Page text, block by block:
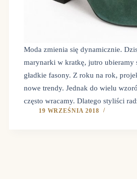
Moda zmienia się dynamicznie.
marynarki w kratkę, jutro ubieramy
gładkie fasony. Z roku na rok,
nowe trendy. Jednak do wielu
często wracamy. Dlatego styliści
19 WRZEŚNIA 2018